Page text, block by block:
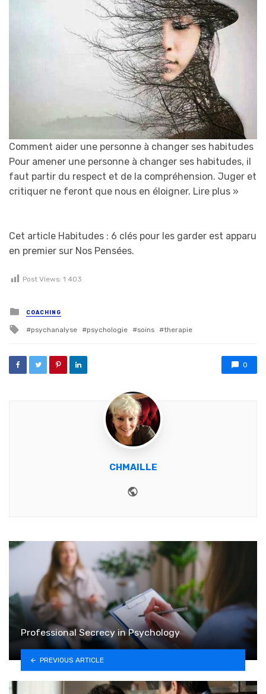
Comment aider une personne à changer ses habitudes
Pour amener une personne à changer ses habitudes, il
faut partir du respect et de la compréhension. Juger et
critiquer ne feront que nous en éloigner. Lire plus »
Cet article Habitudes : 6 clés pour les garder est apparu
en premier sur Nos Pensées.
Post Views: 1 403
Posted in
COACHING
Tagged with
psychanalyse psychologie soins therapie
0
CHMAILLE
Professional Secrecy in Psychology
PREVIOUS ARTICLE